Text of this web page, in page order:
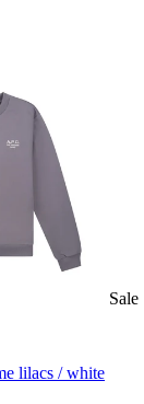
Sale
lilacs / white